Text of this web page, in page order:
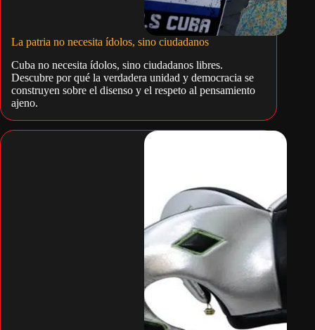
La patria no necesita ídolos, sino ciudadanos
Cuba no necesita ídolos, sino ciudadanos libres.
Descubre por qué la verdadera unidad y democracia se
construyen sobre el disenso y el respeto al pensamiento
ajeno.